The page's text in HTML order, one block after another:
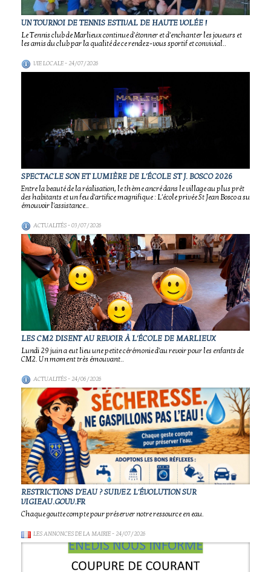
UN TOURNOI DE TENNIS ESTIVAL DE HAUTE VOLÉE !
Le Tennis club de Marlieux continue d'étonner et d'enchanter les joueurs et
les amis du club par la qualité de ce rendez-vous sportif et convivial..
VIE LOCALE- 24/07/2026
SPECTACLE SON ET LUMIÈRE DE L'ÉCOLE ST J. BOSCO 2026
Entre la beauté de la réalisation, le thème ancré dans le village au plus prêt
des habitants et un feu d'artifice magnifique : L'école privée St Jean Bosco a su
émouvoir l'assistance..
ACTUALITÉS- 03/07/2026
LES CM2 DISENT AU REVOIR À L'ÉCOLE DE MARLIEUX
Lundi 29 juin a eut lieu une petite cérémonie d'au revoir pour les enfants de
CM2. Un moment très émouvant..
ACTUALITÉS- 24/06/2026
RESTRICTIONS D'EAU ? SUIVEZ L'ÉVOLUTION SUR
VIGIEAU.GOUV.FR
Chaque goutte compte pour préserver notre ressource en eau.
LES ANNONCES DE LA MAIRIE- 24/07/2026